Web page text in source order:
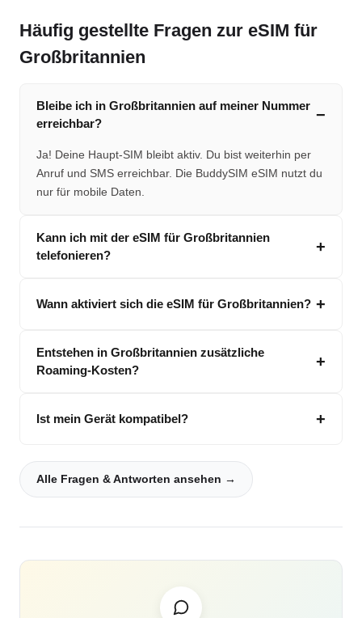
Häufig gestellte Fragen zur eSIM für
Großbritannien
Bleibe ich in Großbritannien auf meiner Nummer
erreichbar?
Ja! Deine Haupt-SIM bleibt aktiv. Du bist weiterhin per
Anruf und SMS erreichbar. Die BuddySIM eSIM nutzt du
nur für mobile Daten.
Kann ich mit der eSIM für Großbritannien
telefonieren?
Wann aktiviert sich die eSIM für Großbritannien?
Entstehen in Großbritannien zusätzliche
Roaming-Kosten?
Ist mein Gerät kompatibel?
Alle Fragen & Antworten ansehen →